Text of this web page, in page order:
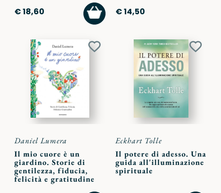
€ 18,60
AGGIUNGI
AL
CARRELLO
€ 14,50
Aggiungi
Daniel Lumera
Il mio cuore è un
giardino. Storie di
gentilezza, fiducia,
felicità e gratitudine
Eckhart Tolle
Il potere di adesso. Una
guida all'illuminazione
spirituale